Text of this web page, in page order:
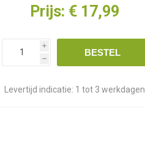
Prijs: € 17,99
i
h
BESTEL
Levertijd indicatie: 1 tot 3 werkdagen